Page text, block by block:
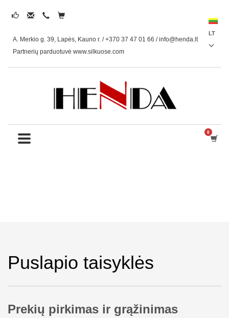
A. Merkio g. 39, Lapės, Kauno r. / +370 37 47 01 66 /info@henda.lt
Partnerių parduotuvė www.silkuose.com
LT
Puslapio taisyklės
Prekių pirkimas ir grąžinimas